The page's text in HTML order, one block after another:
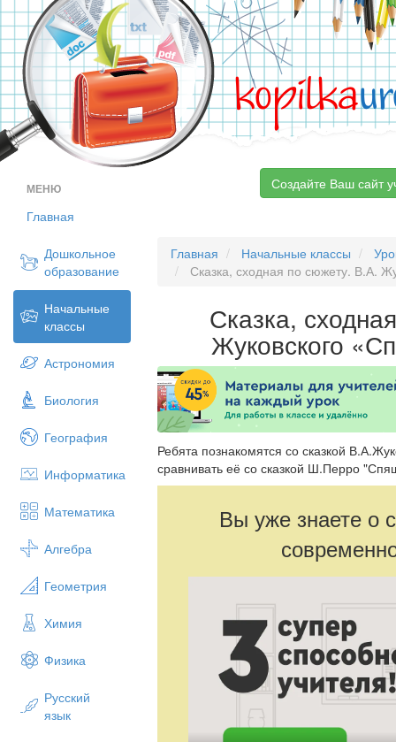
kopilka
МЕНЮ
Главная
Дошкольное
образование
Начальные
классы
Астрономия
Биология
География
Информатика
Математика
Алгебра
Геометрия
Химия
Физика
Русский
язык
Создайте Ваш сайт
Главная Начальные классы
Сказка, сходная по сюжету. В.А.
Сказка,
Жуковского
Ребята познакомятся со сказкой
сравнивать её со сказкой Ш.Перро
Вы уже знаете о